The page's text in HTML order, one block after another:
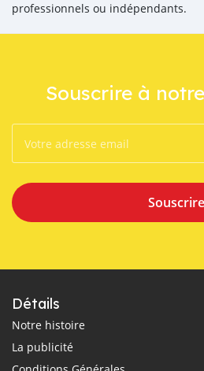
professionnels ou indépendants.
Souscrire à
Souscrire
Détails
Notre histoire
La publicité